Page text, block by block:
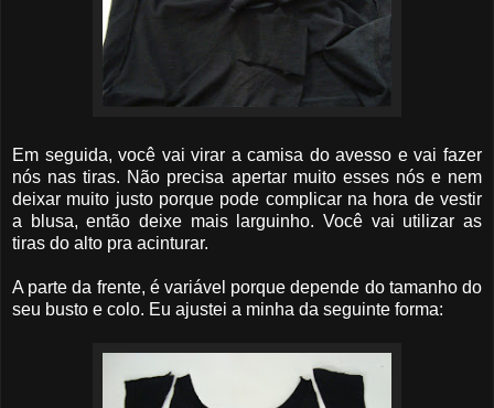
Em seguida, você vai virar a camisa do avesso e vai fazer
nós nas tiras. Não precisa apertar muito esses nós e nem
deixar muito justo porque pode complicar na hora de vestir
a blusa, então deixe mais larguinho. Você vai utilizar as
tiras do alto pra acinturar.
A parte da frente, é variável porque depende do tamanho do
seu busto e colo. Eu ajustei a minha da seguinte forma: